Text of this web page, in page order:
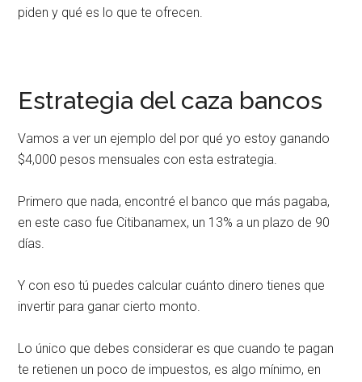
piden y qué es lo que te ofrecen.
Estrategia del caza bancos
Vamos a ver un ejemplo del por qué yo estoy ganando
$4,000 pesos mensuales con esta estrategia.
Primero que nada, encontré el banco que más pagaba,
en este caso fue Citibanamex, un 13% a un plazo de 90
días.
Y con eso tú puedes calcular cuánto dinero tienes que
invertir para ganar cierto monto.
Lo único que debes considerar es que cuando te pagan
te retienen un poco de impuestos, es algo mínimo, en